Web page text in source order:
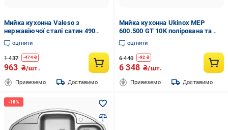
Мийка кухонна Valeso з
нержавіючої сталі сатин 490
0,6/170 мм
оцінити
1 437 -474₴
963 ₴/шт.
Привеземо Доставимо
Мийка кухонна Ukinox MEP
600.500 GT 10K полірована та
кошик
оцінити
6 440 -92 ₴
6 348 ₴/шт.
Привеземо Доставимо